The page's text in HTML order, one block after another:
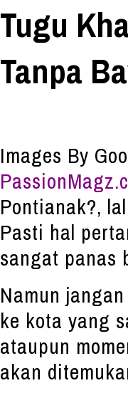
Tugu
Tanpa
Images By
Pontianak?,
Pasti hal
sangat panas
Namun
ke kota yang
ataupun
akan